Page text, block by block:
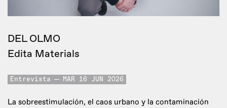
DEL OLMO
Edita Materials
Entrevista MAR 16 JUN 2026
La sobreestimulación, el caos urbano y la contaminación